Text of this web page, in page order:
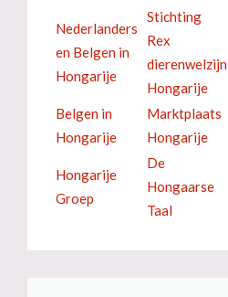
Nederlanders
en Belgen in
Hongarije
Stichting
Rex
dierenwelzijn
Hongarije
Belgen in
Hongarije
Marktplaats
Hongarije
Hongarije
Groep
De
Hongaarse
Taal